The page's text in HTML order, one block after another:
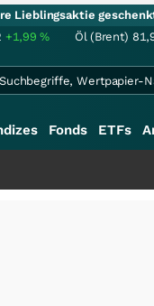
Lieblingsaktie
+1,99% Öl (Brent)
Fonds ETFs